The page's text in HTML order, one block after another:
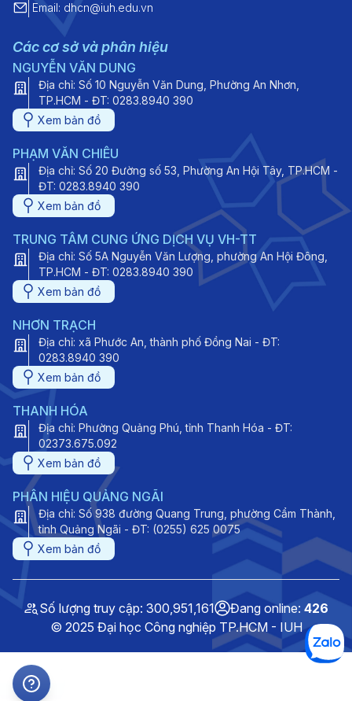
Email: dhcn@iuh.edu.vn
Các cơ sở và phân hiệu
NGUYỄN VĂN DUNG
Địa chỉ: Số 10 Nguyễn Văn Dung, Phường An Nhơn,
TP.HCM - ĐT: 0283.8940 390
Xem bản đồ
PHẠM VĂN CHIÊU
Địa chỉ: Số 20 Đường số 53, Phường An Hội Tây, TP.HCM -
ĐT: 0283.8940 390
Xem bản đồ
TRUNG TÂM CUNG ỨNG DỊCH VỤ VH-TT
Địa chỉ: Số 5A Nguyễn Văn Lượng, phường An Hội Đông,
TP.HCM - ĐT: 0283.8940 390
Xem bản đồ
NHƠN TRẠCH
Địa chỉ: xã Phước An, thành phố Đồng Nai - ĐT:
0283.8940 390
Xem bản đồ
THANH HÓA
Địa chỉ: Phường Quảng Phú, tỉnh Thanh Hóa - ĐT:
02373.675.092
Xem bản đồ
PHÂN HIỆU QUẢNG NGÃI
Địa chỉ: Số 938 đường Quang Trung, phường Cẩm Thành,
tỉnh Quảng Ngãi - ĐT: (0255) 625 0075
Xem bản đồ
Số lượng truy cập: 300,951,161 Đang online: 426
© 2025 Đại học Công nghiệp TP.HCM - IUH